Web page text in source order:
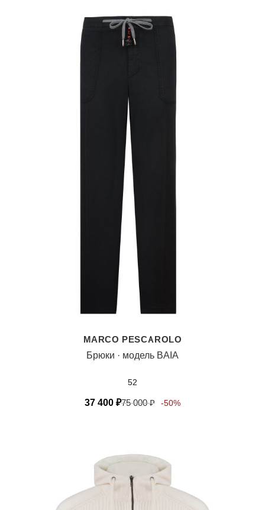
MARCO PESCAROLO
Брюки · модель BAIA
52
37 400 ₽75 000₽ -50%